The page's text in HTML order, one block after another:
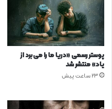
پوستر رسمی «دریا ما را می‌برد از
یاد» منتشر شد
23 ساعت پیش